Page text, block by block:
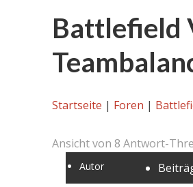
Battlefield
Startseite | Foren |
Ansicht von 8 Antwort-
Autor